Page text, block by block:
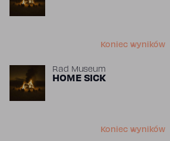
Koniec wyników
Rad Museum
HOME SICK
Koniec wyników